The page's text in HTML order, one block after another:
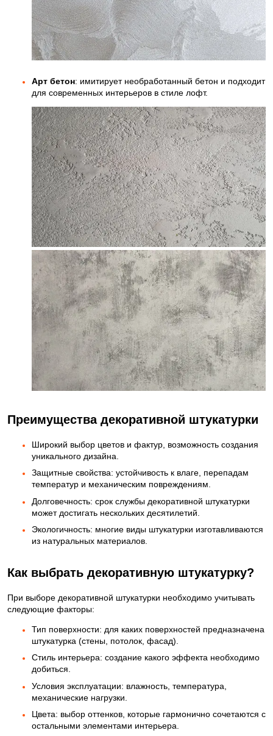
Арт бетон: имитирует необработанный бетон и подходит
для современных интерьеров в стиле лофт.
Преимущества декоративной штукатурки
Широкий выбор цветов и фактур, возможность создания
уникального дизайна.
Защитные свойства: устойчивость к влаге, перепадам
температур и механическим повреждениям.
Долговечность: срок службы декоративной штукатурки
может достигать нескольких десятилетий.
Экологичность: многие виды штукатурки изготавливаются
из натуральных материалов.
Как выбрать декоративную штукатурку?
При выборе декоративной штукатурки необходимо учитывать
следующие факторы:
Тип поверхности: для каких поверхностей предназначена
штукатурка (стены, потолок, фасад).
Стиль интерьера: создание какого эффекта необходимо
добиться.
Условия эксплуатации: влажность, температура,
механические нагрузки.
Цвета: выбор оттенков, которые гармонично сочетаются с
остальными элементами интерьера.